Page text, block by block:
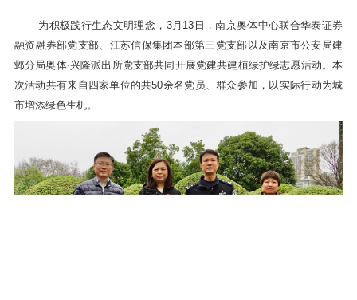
为积极践行生态文明理念， 3月 13 日，南京奥体中心联合华泰证券
融资融券部党支部、江苏信保集团本部第三党支部以及南京市公安局建
邺分局奥体·兴隆派出所党支部共同开展党建共建植绿护绿志愿活动。本
次活动共有来自四家单位的共50余名党员、群众参加，以实际行动为城
市增添绿色生机。